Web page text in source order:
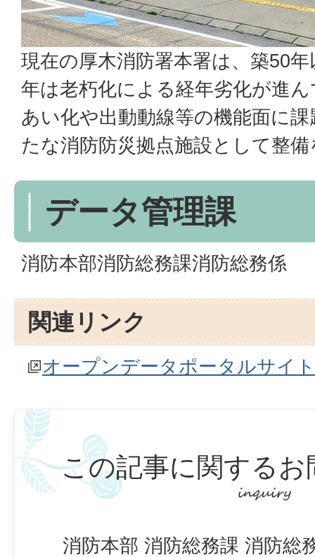
現在の厚木消防署本署は、築50
年は老朽化による経年劣化が進
あい化や出動動線等の機能面に
たな消防防災拠点施設として整
データ管理課
消防本部消防総務課消防総務係
関連リンク
オープンデータポータルサイト
この記事に関するお
消防本部 消防総務課 消防総